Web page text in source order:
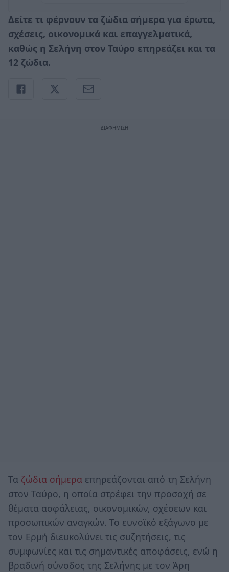
Δείτε τι φέρνουν τα ζώδια σήμερα για έρωτα,
σχέσεις, οικονομικά και επαγγελματικά,
καθώς η Σελήνη στον Ταύρο επηρεάζει και τα
12 ζώδια.
Τα ζώδια σήμερα επηρεάζονται από τη Σελήνη
στον Ταύρο, η οποία στρέφει την προσοχή σε
θέματα ασφάλειας, οικονομικών, σχέσεων και
προσωπικών αναγκών. Το ευνοϊκό εξάγωνο με
τον Ερμή διευκολύνει τις συζητήσεις, τις
συμφωνίες και τις σημαντικές αποφάσεις, ενώ η
βραδινή σύνοδος της Σελήνης με τον Άρη